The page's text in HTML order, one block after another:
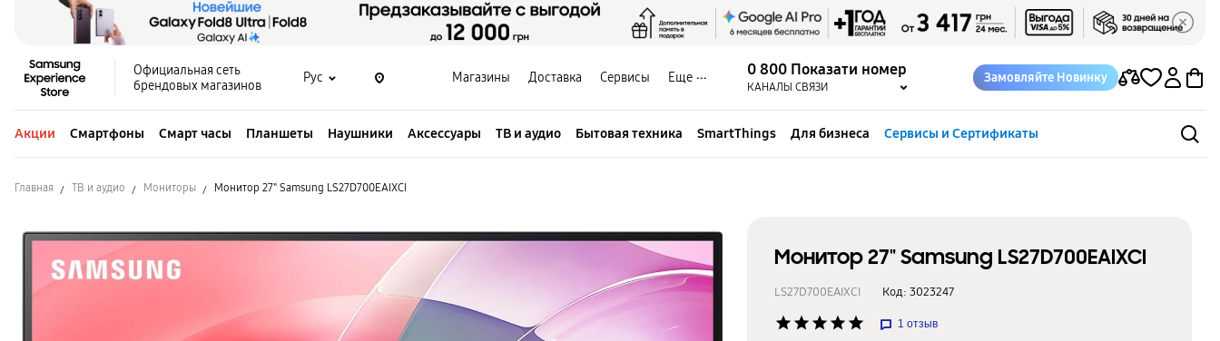
Официальная сеть
брендовых магазинов
Рус Магазины Доставка Сервисы Еще 0 800 Показати номер
КАНАЛЫ СВЯЗИ
Замовляйте Новинку
Акции Смартфоны Смарт часы Планшеты Наушники Аксессуары ТВ и аудио Бытовая техника SmartThings Для бизнеса Сервисы и Сертификаты
Главная ТВ и аудио Мониторы Монитор 27" Samsung LS27D700EAIXCI
Монитор 27" Samsung LS27D700EAIXCI
LS27D700EAIXCI Код: 3023247
star star star star star 1 отзыв